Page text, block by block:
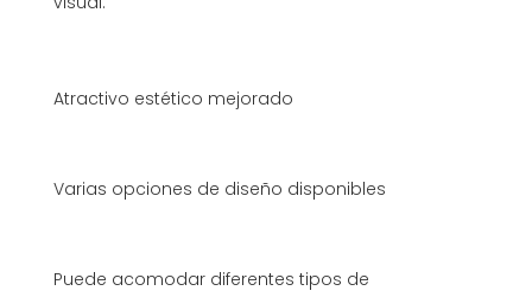
Atractivo estético mejorado
Varias opciones de diseño disponibles
Puede acomodar diferentes tipos de